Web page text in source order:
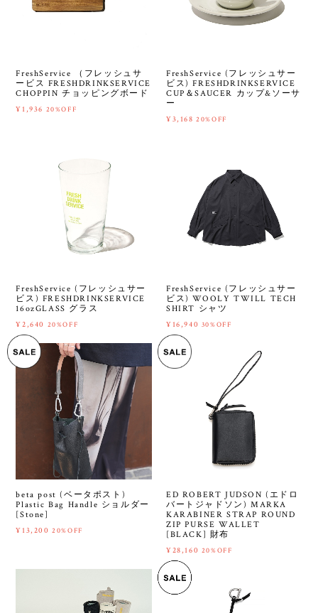
FreshService （フレッシュサ
ービス FRESHDRINKSERVICE
CHOPPIN チョッピングボード
¥1,936 20%OFF
FreshService (フレッシュサー
ビス) FRESHDRINKSERVICE
CUP＆SAUCER カップ&ソーサ
ー
¥3,168 20%OFF
FreshService (フレッシュサー
ビス) FRESHDRINKSERVICE
16ozGLASS グラス
¥2,640 20%OFF
FreshService (フレッシュサー
ビス) WOOLY TWILL TECH
SHIRT シャツ
¥16,940 30%OFF
beta post (ベータポスト)
Plastic Bag Handle ショルダー
[Stone]
¥13,200 20%OFF
ED ROBERT JUDSON (エドロ
バートジャドソン) MARKA
KARABINER STRAP ROUND
ZIP PURSE WALLET
[BLACK] 財布
¥28,160 20%OFF